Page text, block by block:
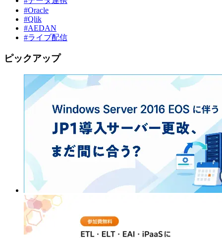
#Oracle
#Qlik
#AEDAN
#ライブ配信
ピックアップ